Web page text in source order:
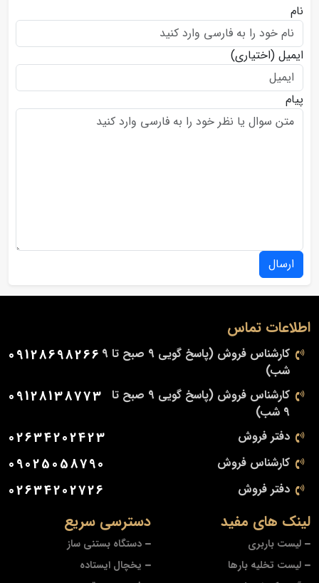
نام
ایمیل (اختیاری)
پیام
ارسال
دسترسی سریع
دستگاه بستنی ساز
یخچال ایستاده
لینک های مفید
لیست باربری
لیست تخلیه بارها
اطلاعات تماس
کارشناس فروش (پاسخ گویی 9 صبح تا 9
شب)
09128698266
کارشناس فروش (پاسخ گویی 9 صبح تا
9 شب)
09128138773
دفتر فروش 02634202423
کارشناس فروش 09025058790
دفتر فروش 02634202726